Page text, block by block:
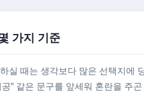
가지 기준
실 때는 생각보다 많은 선택지에
공” 같은 문구를 앞세워 혼란을